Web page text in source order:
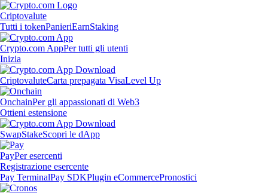
Criptovalute
Tutti i tokenPanieriEarnStaking
Crypto.com AppPer tutti gli utenti
Inizia
CriptovaluteCarta prepagata VisaLevel Up
OnchainPer gli appassionati di Web3
Ottieni estensione
SwapStakeScopri le dApp
PayPer esercenti
Registrazione esercente
Pay TerminalPay SDKPlugin eCommercePronostici